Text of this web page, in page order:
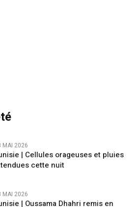
MAI 2026
| Cellules orageuses et pluies
cette nuit
MAI 2026
| Oussama Dhahri remis en